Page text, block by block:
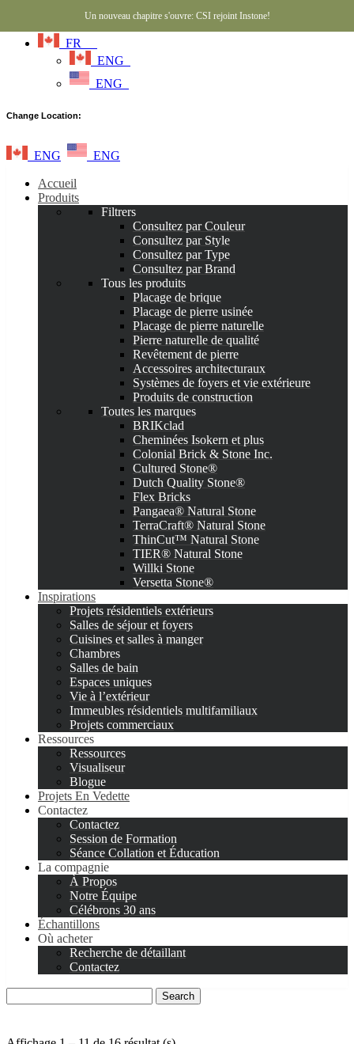
FR
ENG
ENG
Un nouveau chapitre s'ouvre: CSI rejoint Instone!
Change Location:
ENG ENG
Accueil
Produits
Filtrers
Consultez par Couleur
Consultez par Style
Consultez par Type
Consultez par Brand
Tous les produits
Placage de brique
Placage de pierre usinée
Placage de pierre naturelle
Pierre naturelle de qualité
Revêtement de pierre
Accessoires architecturaux
Systèmes de foyers et vie extérieure
Produits de construction
Toutes les marques
BRIKclad
Cheminées Isokern et plus
Colonial Brick & Stone Inc.
Cultured Stone®
Dutch Quality Stone®
Flex Bricks
Pangaea® Natural Stone
TerraCraft® Natural Stone
ThinCut™ Natural Stone
TIER® Natural Stone
Willki Stone
Versetta Stone®
Inspirations
Projets résidentiels extérieurs
Salles de séjour et foyers
Cuisines et salles à manger
Chambres
Salles de bain
Espaces uniques
Vie à l’extérieur
Immeubles résidentiels multifamiliaux
Projets commerciaux
Ressources
Ressources
Visualiseur
Blogue
Projets En Vedette
Contactez
Contactez
Session de Formation
Séance Collation et Éducation
La compagnie
À Propos
Notre Équipe
Célébrons 30 ans
Échantillons
Où acheter
Recherche de détaillant
Contactez
for: